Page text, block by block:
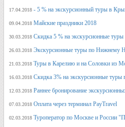
17.04.2018 - 5 % на экскурсионный туры в
09.04.2018 Майские праздники 2018
30.03.2018 Скидка 5 % на экскурсионные
26.03.2018 Экскурсионные туры по Нижнему
21.03.2018 Туры в Карелию и на Соловки из
16.03.2018 Скидка 3% на экскурсионные
12.03.2018 Раннее бронирование
07.03.2018 Оплата через терминал PayTravel
02.03.2018 Туроператор по Москве и России